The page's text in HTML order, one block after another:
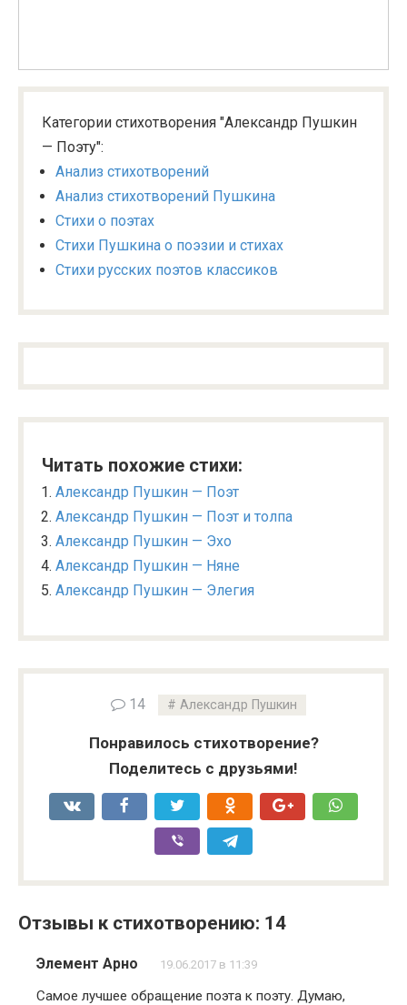
Категории стихотворения "Александр Пушкин
— Поэту":
Анализ стихотворений
Анализ стихотворений Пушкина
Стихи о поэтах
Стихи Пушкина о поэзии и стихах
Стихи русских поэтов классиков
Читать похожие стихи:
Александр Пушкин — Поэт
Александр Пушкин — Поэт и толпа
Александр Пушкин — Эхо
Александр Пушкин — Няне
Александр Пушкин — Элегия
14 Александр Пушкин
Понравилось стихотворение?
Поделитесь с друзьями!
Отзывы к стихотворению: 14
Элемент Арно 19.06.2017 в 11:39
Самое лучшее обращение поэта к поэту. Думаю,